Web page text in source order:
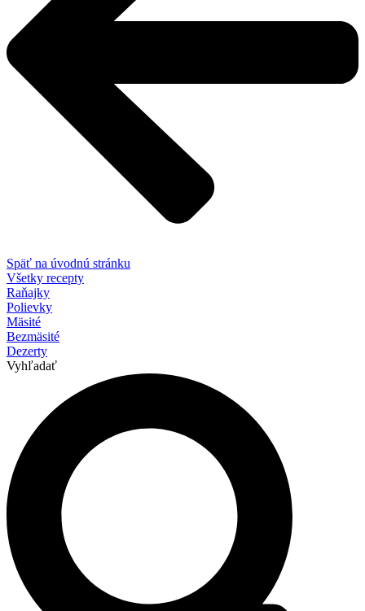
Späť na úvodnú stránku
Všetky recepty
Raňajky
Polievky
Mäsité
Bezmäsité
Dezerty
Vyhľadať